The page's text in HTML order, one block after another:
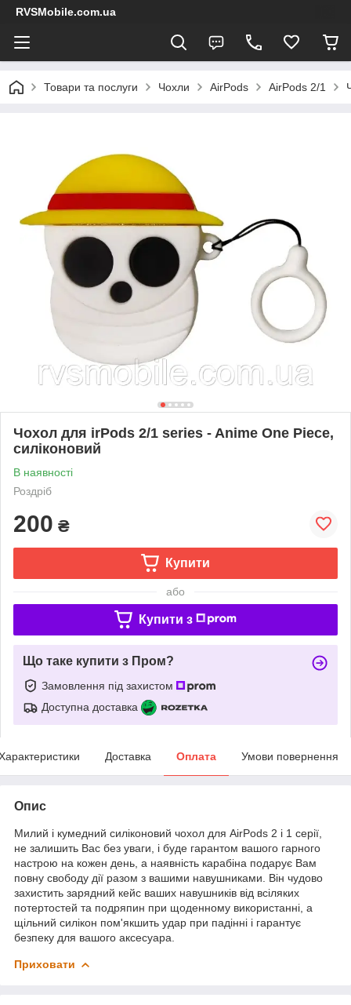
RVSMobile.com.ua
Товари та послуги Чохли AirPods AirPods 2/1
Чохол для irPods 2/1 series - Anime One Piece,
силіконовий
В наявності
Роздріб
200 ₴
Купити
або
Купити з
Що таке купити з Пром?
Замовлення під захистом
Доступна доставка
Доставка Оплата Умови повернення
Опис
Милий і кумедний силіконовий чохол для AirPods 2 і 1 серії,
не залишить Вас без уваги, і буде гарантом вашого гарного
настрою на кожен день, а наявність карабіна подарує Вам
повну свободу дії разом з вашими навушниками. Він чудово
захистить зарядний кейс ваших навушників від всіляких
потертостей та подряпин при щоденному використанні, а
щільний силікон пом'якшить удар при падінні і гарантує
безпеку для вашого аксесуара.
Приховати